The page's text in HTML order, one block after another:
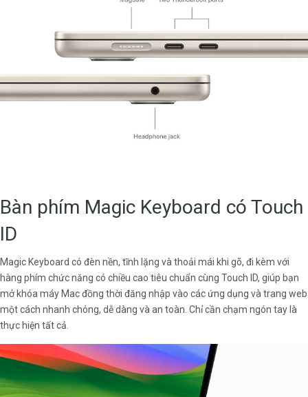
Bàn phím Magic Keyboard có Touch
ID
Magic Keyboard có đèn nền, tĩnh lặng và thoải mái khi gõ, đi kèm với
hàng phím chức năng có chiều cao tiêu chuẩn cùng Touch ID, giúp bạn
mở khóa máy Mac đồng thời đăng nhập vào các ứng dụng và trang web
một cách nhanh chóng, dễ dàng và an toàn. Chỉ cần chạm ngón tay là
thực hiện tất cả.